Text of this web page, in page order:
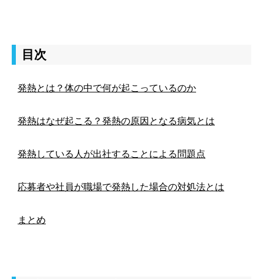
目次
発熱とは？体の中で何が起こっているのか
発熱はなぜ起こる？発熱の原因となる病気とは
発熱している人が出社することによる問題点
応募者や社員が職場で発熱した場合の対処法とは
まとめ